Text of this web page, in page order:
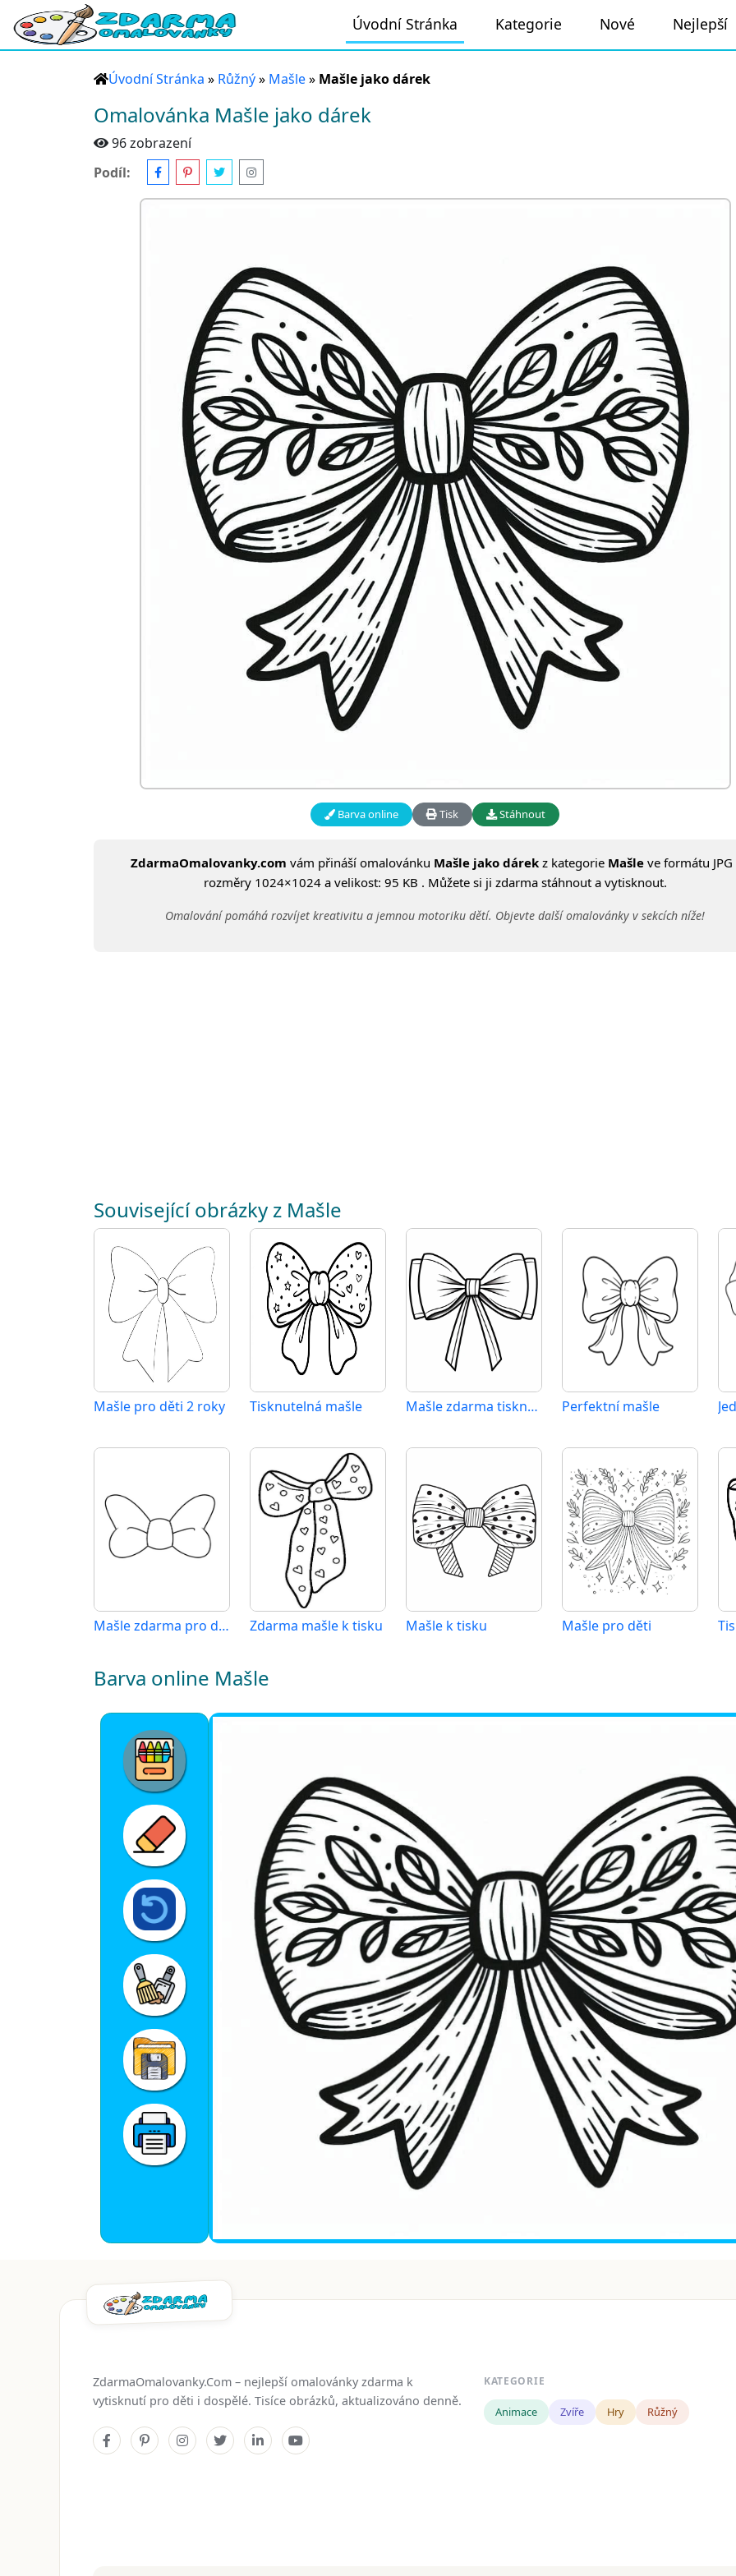
Úvodní Stránka Kategorie Nové Nejlepší
Úvodní Stránka » Růžný» Mašle» Mašle jako dárek
Omalovánka Mašle jako dárek
96 zobrazení
Podíl:
Barva online Tisk Stáhnout
ZdarmaOmalovanky.com vám přináší omalovánku Mašle jako dárek z kategorie Mašle ve formátu JPG
rozměry 1024×1024 a velikost: 95 KB . Můžete si ji zdarma stáhnout a vytisknout.
Omalování pomáhá rozvíjet kreativitu a jemnou motoriku dětí. Objevte další omalovánky v sekcích níže!
Související obrázky z Mašle
Mašle pro děti 2 roky Tisknutelná mašle Mašle zdarma tisknutelná Perfektní mašle
Mašle zdarma pro děti Zdarma mašle k tisku Mašle k tisku Mašle pro děti
Barva online Mašle
ZdarmaOmalovanky.Com – nejlepší omalovánky zdarma k
vytisknutí pro děti i dospělé. Tisíce obrázků, aktualizováno denně.
KATEGORIE
Animace Zvíře Hry Růžný